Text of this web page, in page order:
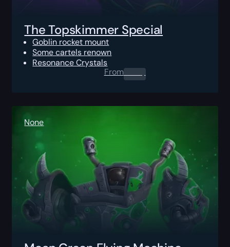
The Topskimmer Special
Goblin rocket mount
Some cartels renown
Resonance Crystals
From0.00 $
None